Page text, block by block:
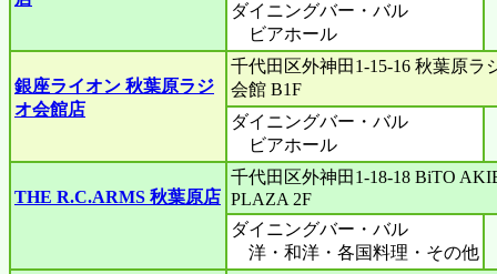
ダイニングバー・バル
ビアホール
銀座ライオン 秋葉原ラジ
オ会館店
千代田区外神田1-15-16 秋葉原ラ
会館 B1F
ダイニングバー・バル
ビアホール
THE R.C.ARMS 秋葉原店
千代田区外神田1-18-18 BiTO
PLAZA 2F
ダイニングバー・バル
洋・和洋・各国料理・その他